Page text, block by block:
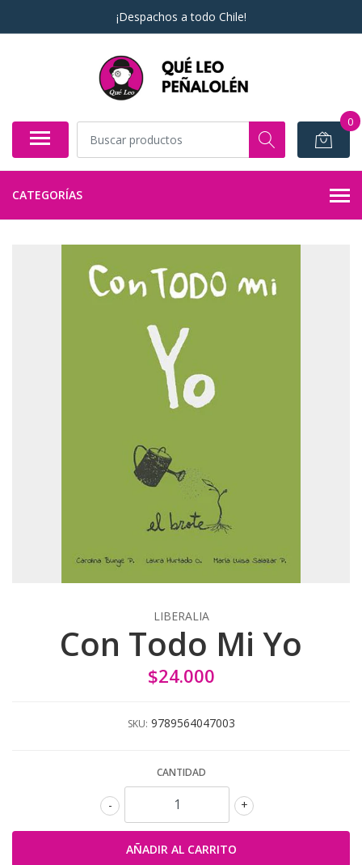
¡Despachos a todo Chile!
0
CATEGORÍAS
LIBERALIA
Con Todo Mi Yo
$24.000
SKU: 9789564047003
CANTIDAD
+
-